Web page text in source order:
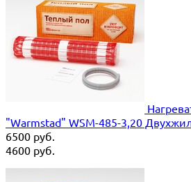
"Warmstad" WSM-485-3,20
6500 руб.
4600 руб.